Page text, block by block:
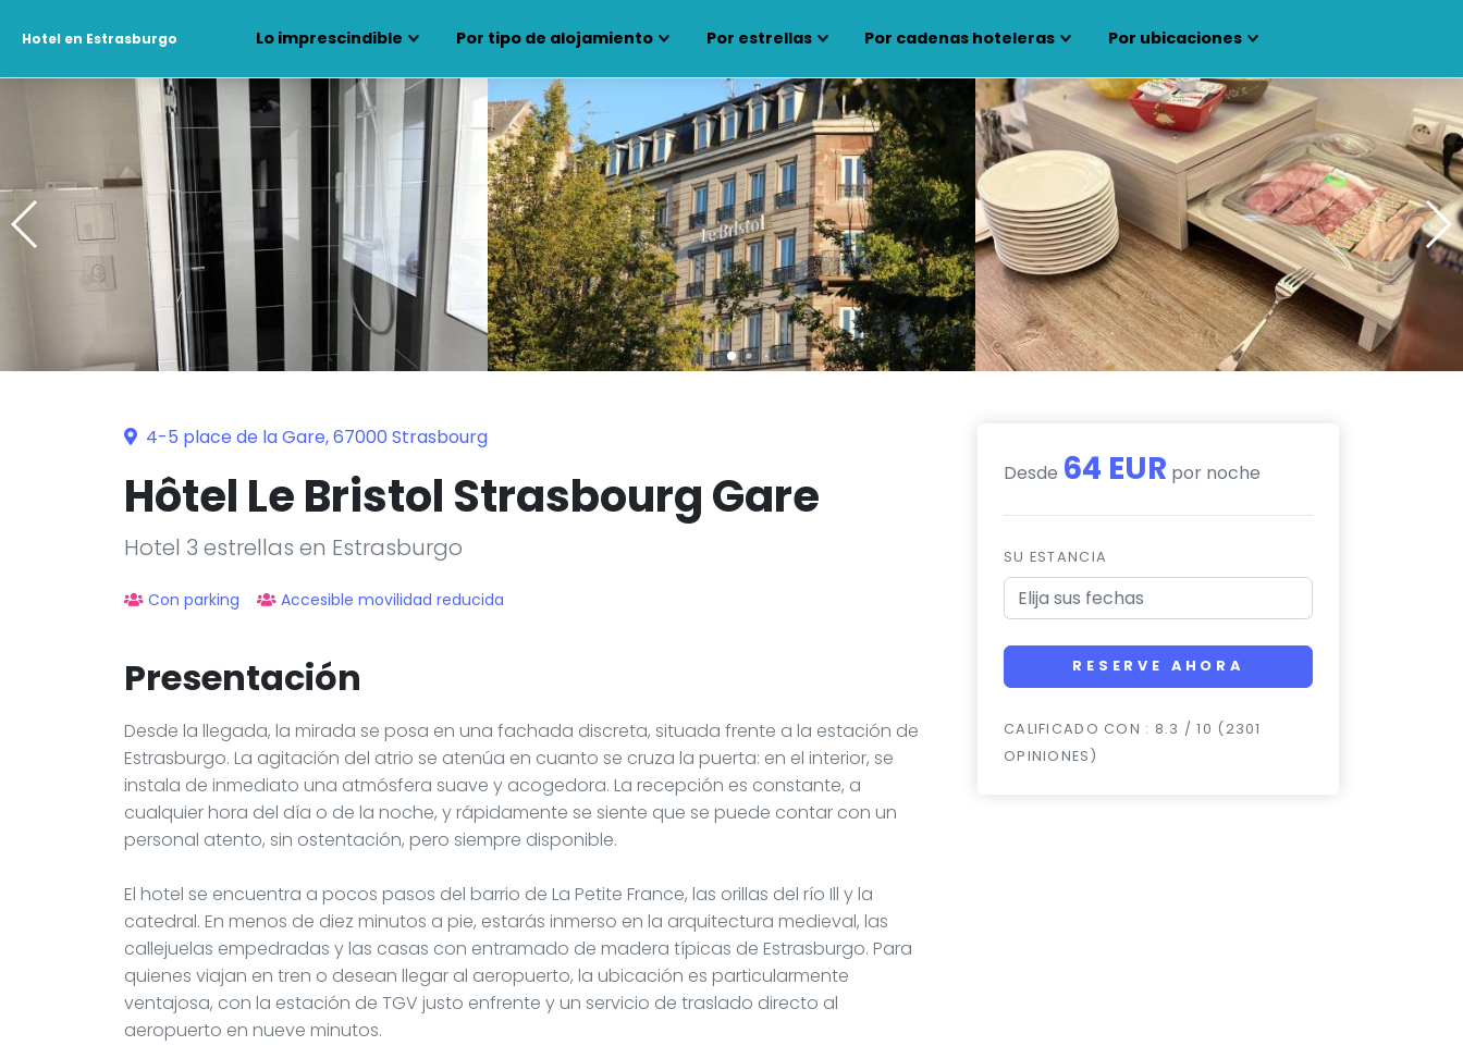
Hotel en Estrasburgo Lo imprescindible Por tipo de alojamiento Por estrellas Por cadenas hoteleras Por ubicaciones
4-5 place de la Gare, 67000 Strasbourg
Hôtel Le Bristol Strasbourg Gare
Hotel 3 estrellas en Estrasburgo
Con parking Accesible movilidad reducida
Presentación
Desde la llegada, la mirada se posa en una fachada discreta, situada frente a la estación de
Estrasburgo. La agitación del atrio se atenúa en cuanto se cruza la puerta: en el interior, se
instala de inmediato una atmósfera suave y acogedora. La recepción es constante, a
cualquier hora del día o de la noche, y rápidamente se siente que se puede contar con un
personal atento, sin ostentación, pero siempre disponible.
El hotel se encuentra a pocos pasos del barrio de La Petite France, las orillas del río Ill y la
catedral. En menos de diez minutos a pie, estarás inmerso en la arquitectura medieval, las
callejuelas empedradas y las casas con entramado de madera típicas de Estrasburgo. Para
quienes viajan en tren o desean llegar al aeropuerto, la ubicación es particularmente
ventajosa, con la estación de TGV justo enfrente y un servicio de traslado directo al
aeropuerto en nueve minutos.
Desde 64 EUR por noche
SU ESTANCIA
RESERVE AHORA
CALIFICADO CON : 8.3 / 10 (2301
OPINIONES)